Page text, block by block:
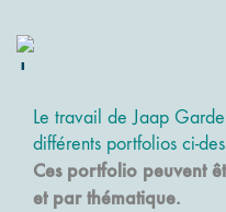
Le travail de Jaap
différents portfolios ci-
Ces portfolio peuvent
et par thématique.